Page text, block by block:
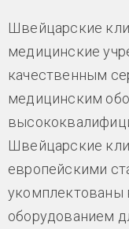
Швейцарские
медицинские
качественным
медицинским
Швейцарские
европейскими
оборудованием